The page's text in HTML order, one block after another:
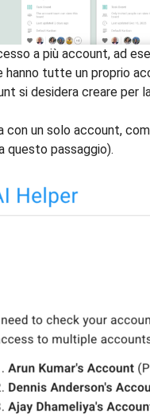
a più account, ad
hanno tutte un proprio
si desidera creare per
con un solo account,
questo passaggio).